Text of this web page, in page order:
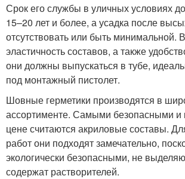
Срок его службы в уличных условиях
15–20 лет и более, а усадка после
отсутствовать или быть минимальной.
эластичность составов, а также
они должны выпускаться в тубе,
под монтажный пистолет.
Шовные герметики производятся в
ассортименте. Самыми безопасными и
цене считаются акриловые составы.
работ они подходят замечательно,
экологически безопасными, не
содержат растворителей.